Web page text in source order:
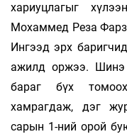
хариуцлагыг
Мохаммед Реза
Ингээд эрх
ажилд оржээ.
бараг бүх
хамрагдаж, дэг
сарын 1-ний орой